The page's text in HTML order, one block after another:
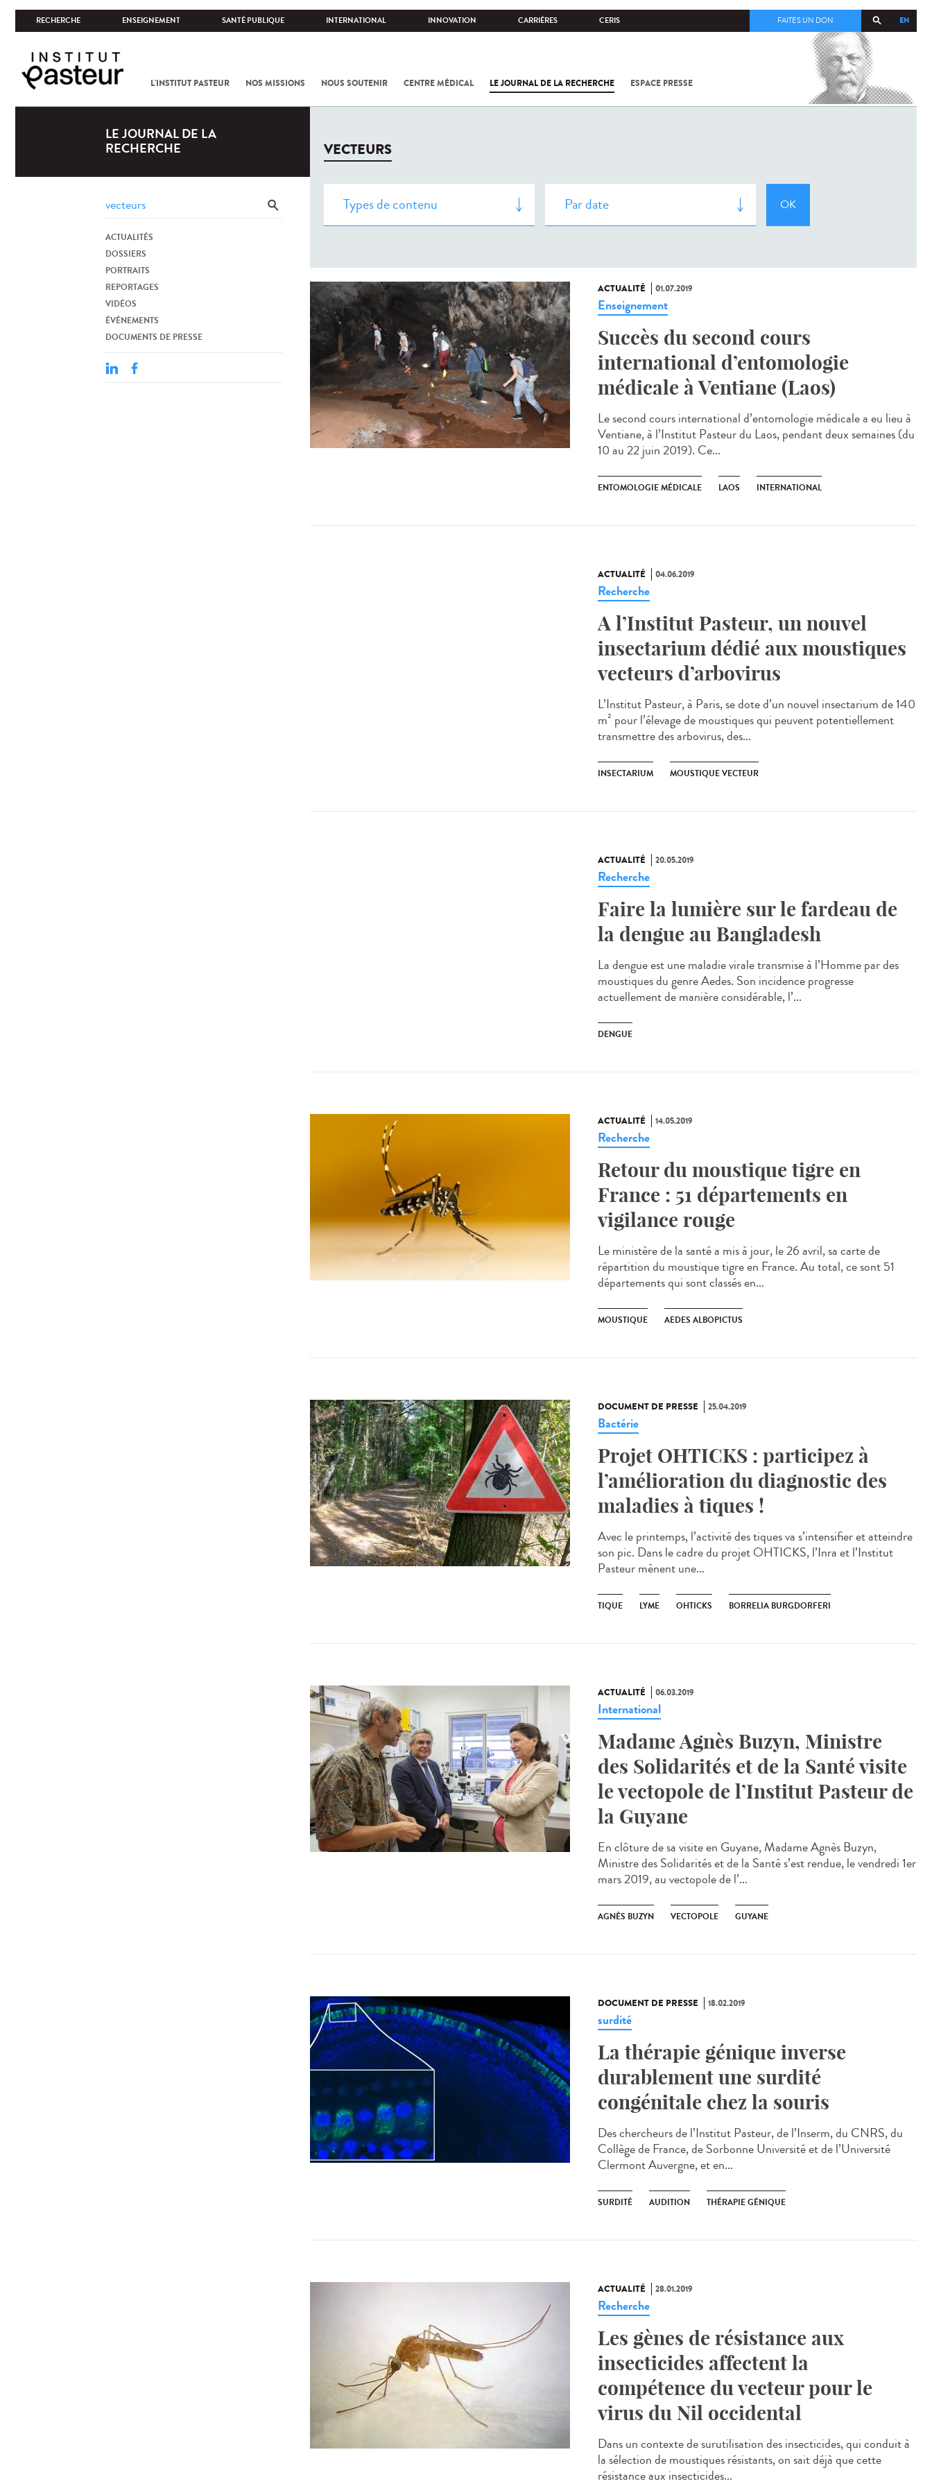
RECHERCHE ENSEIGNEMENT SANTÉ PUBLIQUE INTERNATIONAL INNOVATION CARRIÈRES CERIS EN
FAITES UN DON
L'INSTITUT PASTEUR NOS MISSIONS NOUS SOUTENIR CENTRE MÉDICAL LE JOURNAL DE LA RECHERCHE ESPACE PRESSE
COV-2 /
LE JOURNAL DE LA
RECHERCHE
ACTUALITÉS
DOSSIERS
PORTRAITS
REPORTAGES
VIDÉOS
ÉVÉNEMENTS
DOCUMENTS DE PRESSE
VECTEURS
ACTUALITÉ 01.07.2019
Enseignement
Succès du second cours
international d’entomologie
médicale à Ventiane (Laos)
Le second cours international d’entomologie médicale a eu lieu à
Ventiane, à l’Institut Pasteur du Laos, pendant deux semaines (du
10 au 22 juin 2019). Ce...
ENTOMOLOGIE MÉDICALE LAOS INTERNATIONAL
ACTUALITÉ 04.06.2019
Recherche
A l’Institut Pasteur, un nouvel
insectarium dédié aux moustiques
vecteurs d’arbovirus
L’Institut Pasteur, à Paris, se dote d’un nouvel insectarium de 140
m² pour l’élevage de moustiques qui peuvent potentiellement
transmettre des arbovirus, des...
INSECTARIUM MOUSTIQUE VECTEUR
ACTUALITÉ 20.05.2019
Recherche
Faire la lumière sur le fardeau de
la dengue au Bangladesh
La dengue est une maladie virale transmise à l’Homme par des
moustiques du genre Aedes. Son incidence progresse
actuellement de manière considérable, l’...
DENGUE
ACTUALITÉ 14.05.2019
Recherche
Retour du moustique tigre en
France : 51 départements en
vigilance rouge
Le ministère de la santé a mis à jour, le 26 avril, sa carte de
répartition du moustique tigre en France. Au total, ce sont 51
départements qui sont classés en...
MOUSTIQUE AEDES ALBOPICTUS
DOCUMENT DE PRESSE 25.04.2019
Bactérie
Projet OHTICKS : participez à
l’amélioration du diagnostic des
maladies à tiques !
Avec le printemps, l’activité des tiques va s’intensifier et atteindre
son pic. Dans le cadre du projet OHTICKS, l’Inra et l’Institut
Pasteur mènent une...
TIQUE LYME OHTICKS BORRELIA BURGDORFERI
ACTUALITÉ 06.03.2019
International
Madame Agnès Buzyn, Ministre
des Solidarités et de la Santé visite
le vectopole de l’Institut Pasteur de
la Guyane
En clôture de sa visite en Guyane, Madame Agnès Buzyn,
Ministre des Solidarités et de la Santé s’est rendue, le vendredi 1er
mars 2019, au vectopole de l’...
AGNÈS BUZYN VECTOPOLE GUYANE
DOCUMENT DE PRESSE 18.02.2019
surdité
La thérapie génique inverse
durablement une surdité
congénitale chez la souris
Des chercheurs de l’Institut Pasteur, de l’Inserm, du CNRS, du
Collège de France, de Sorbonne Université et de l’Université
Clermont Auvergne, et en...
SURDITÉ AUDITION THÉRAPIE GÉNIQUE
ACTUALITÉ 28.01.2019
Recherche
Les gènes de résistance aux
insecticides affectent la
compétence du vecteur pour le
virus du Nil occidental
Dans un contexte de surutilisation des insecticides, qui conduit à
la sélection de moustiques résistants, on sait déjà que cette
résistance aux insecticides...